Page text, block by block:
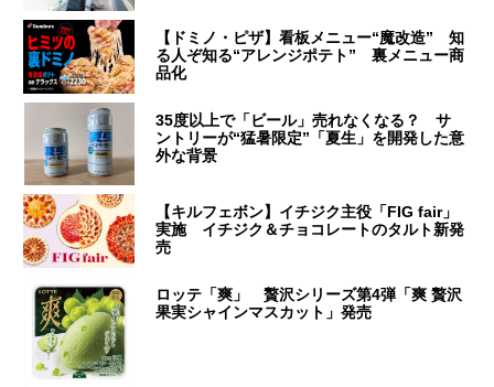
【ドミノ・ピザ】看板メニュー“魔改造” 知
る人ぞ知る“アレンジポテト” 裏メニュー商
品化
35度以上で「ビール」売れなくなる？ サ
ントリーが“猛暑限定”「夏生」を開発した意
外な背景
【キルフェボン】イチジク主役「FIG fair」
実施 イチジク＆チョコレートのタルト新発
売
ロッテ「爽」 贅沢シリーズ第4弾「爽 贅沢
果実シャインマスカット」発売